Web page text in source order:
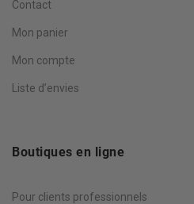
Contact
Mon panier
Mon compte
Liste d’envies
Boutiques en ligne
Pour clients professionnels